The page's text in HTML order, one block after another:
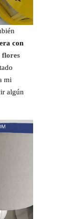
con
flores
mi
algún